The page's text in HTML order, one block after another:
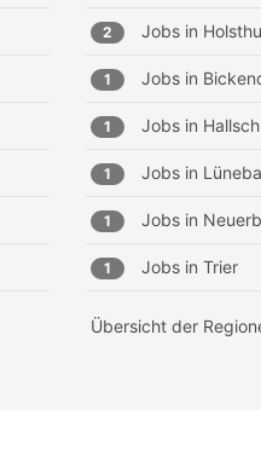
2 Jobs in
1 Jobs in
1 Jobs in
1 Jobs in
1 Jobs in
1 Jobs in Trier
Übersicht der